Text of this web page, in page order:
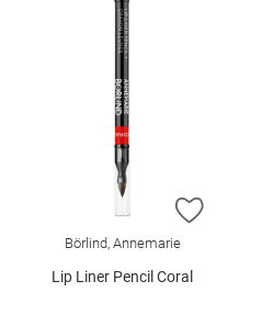
WUNSCHLISTE HINZUFÜGEN
ZUR
Börlind, Annemarie
Lip Liner Pencil Coral